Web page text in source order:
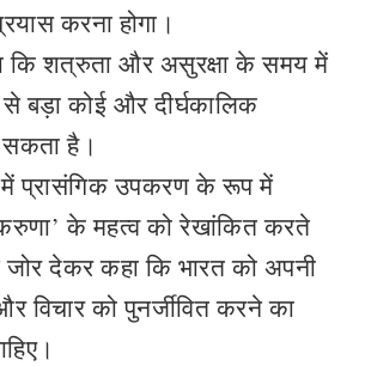
करना होगा।
कि शत्रुता और असुरक्षा के समय में
बड़ा कोई और दीर्घकालिक
सकता है।
प्रासंगिक उपकरण के रूप में
के महत्व को रेखांकित करते
जोर देकर कहा कि भारत को अपनी
विचार को पुनर्जीवित करने का